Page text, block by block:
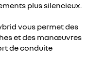
plus silencieux.
vous permet des
et des manœuvres
de conduite